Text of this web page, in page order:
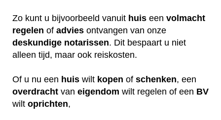
Zo kunt u bijvoorbeeld vanuit huis een volmacht
regelen of advies ontvangen van onze
deskundige notarissen. Dit bespaart u niet
alleen tijd, maar ook reiskosten.
Of u nu een huis wilt kopen of schenken, een
overdracht van eigendom wilt regelen of een BV
wilt oprichten,